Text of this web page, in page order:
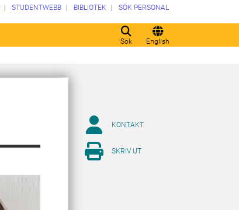
Sök English
STUDENTWEBB BIBLIOTEK SÖK PERSONAL
KONTAKT
SKRIV UT